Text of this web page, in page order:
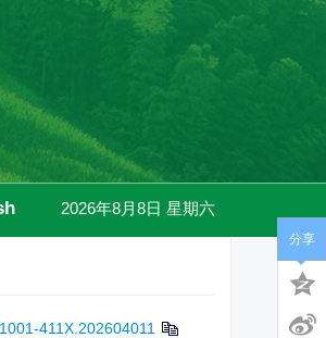
2026年8月8日 星期六
411X.202604011
分享